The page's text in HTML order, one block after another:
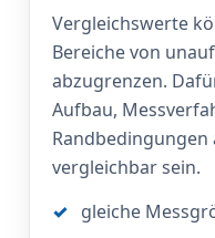
Vergleichswerte
Bereiche von
abzugrenzen.
Aufbau,
Randbedingungen
vergleichbar sein.
gleiche